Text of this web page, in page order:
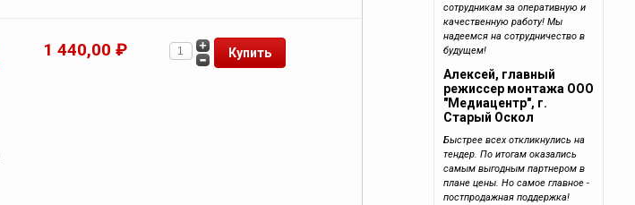
1 440,00 ₽
сотрудникам за оперативную и
качественную работу! Мы
надеемся на сотрудничество в
будущем!
Алексей, главный
режиссер монтажа ООО
"Медиацентр", г.
Старый Оскол
Быстрее всех откликнулись на
тендер. По итогам оказались
самым выгодным партнером в
плане цены. Но самое главное -
постпродажная поддержка!